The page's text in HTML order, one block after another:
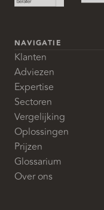
NAVIGATIE
Klanten
Adviezen
Expertise
Sectoren
Vergelijking
Oplossingen
Prijzen
Glossarium
Over ons